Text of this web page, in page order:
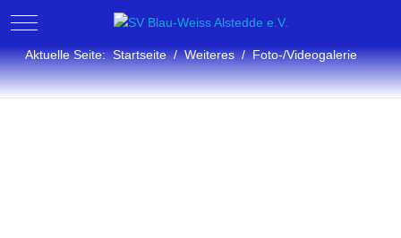
Mobile Menu Toggle
Aktuelle Seite:Startseite Weiteres Foto-/Videogalerie